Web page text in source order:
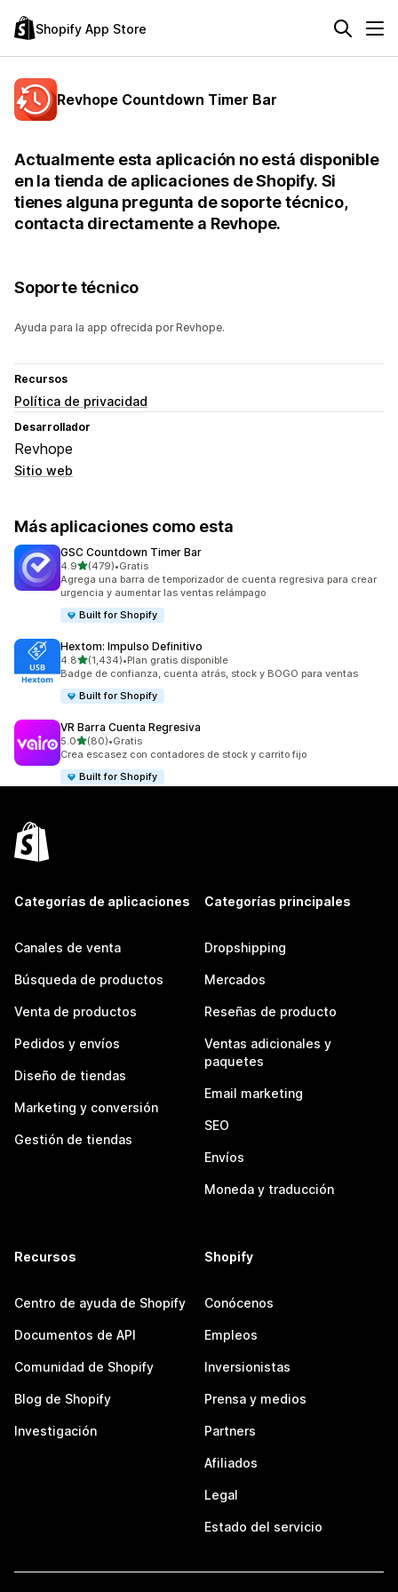
Shopify App Store
Revhope Countdown Timer Bar
Actualmente esta aplicación no está disponible
en la tienda de aplicaciones de Shopify. Si
tienes alguna pregunta de soporte técnico,
contacta directamente a Revhope.
Soporte técnico
Ayuda para la app ofrecida por Revhope.
Recursos
Política de privacidad
Desarrollador
Revhope
Sitio web
Más aplicaciones como esta
GSC Countdown Timer Bar
4.9de 5 estrellas
(479)
479 reseñas en total
•Gratis
Agrega una barra de temporizador de cuenta regresiva para crear
urgencia y aumentar las ventas relámpago
Built for Shopify
Hextom: Impulso Definitivo
4.8de 5 estrellas
(1,434)
1434 reseñas en total
•Plan gratis disponible
Badge de confianza, cuenta atrás, stock y BOGO para ventas
Built for Shopify
VR Barra Cuenta Regresiva
5.0de 5 estrellas
(80)
80 reseñas en total
•Gratis
Crea escasez con contadores de stock y carrito fijo
Built for Shopify
Categorías de aplicaciones
Canales de venta
Búsqueda de productos
Venta de productos
Pedidos y envíos
Diseño de tiendas
Marketing y conversión
Gestión de tiendas
Categorías principales
Dropshipping
Mercados
Reseñas de producto
Ventas adicionales y
paquetes
Email marketing
SEO
Envíos
Moneda y traducción
Recursos
Centro de ayuda de Shopify
Documentos de API
Comunidad de Shopify
Blog de Shopify
Investigación
Shopify
Conócenos
Empleos
Inversionistas
Prensa y medios
Partners
Afiliados
Legal
Estado del servicio